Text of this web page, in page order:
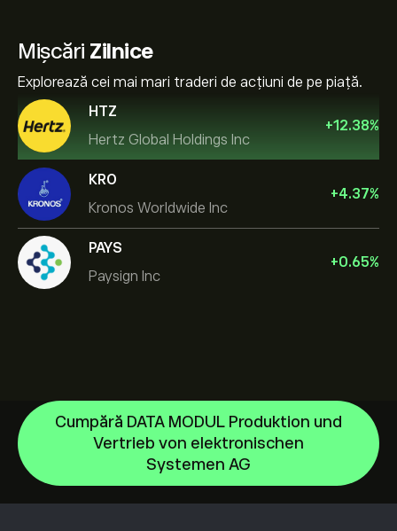
Mișcări Zilnice
Explorează cei mai mari traderi de acțiuni de pe piață.
HTZ
Hertz Global Holdings Inc
+12.38%
KRO
Kronos Worldwide Inc
+4.37%
PAYS
Paysign Inc
+0.65%
Cumpără DATA MODUL Produktion und
Vertrieb von elektronischen
Systemen AG
NVIDIA Corporation
Amazon.com Inc